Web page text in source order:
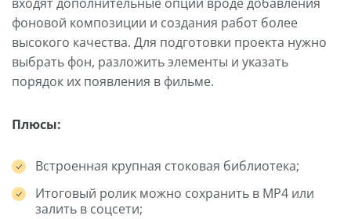
фоновой композиции и создания работ более
высокого качества. Для подготовки проекта нужно
выбрать фон, разложить элементы и указать
порядок их появления в фильме.
Плюсы:
Встроенная крупная стоковая библиотека;
Итоговый ролик можно сохранить в MP4 или
залить в соцсети;